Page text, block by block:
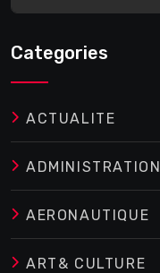
Categories
ACTUALITE
ADMINISTRATION
AERONAUTIQUE
ART& CULTURE